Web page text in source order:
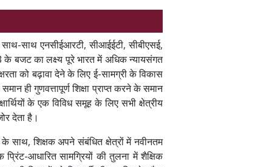
साथ-साथ एनसीईआरटी, सीआईईटी, सीबीएसई,
के बजट का लक्ष्य पूरे भारत में अधिक न्यायसंगत
को बढ़ावा देने के लिए ई-सामग्री के विकास
ही गुणवत्तापूर्ण शिक्षा प्राप्त करने के समान
के एक विविध समूह के लिए सभी क्षेत्रीय
देता है।
साथ, शिक्षक अपने संबंधित क्षेत्रों में नवीनतम
आधारित सामग्रियों की तुलना में शैक्षिक